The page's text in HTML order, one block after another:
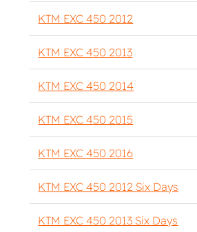
KTM EXC 450 2012
KTM EXC 450 2013
KTM EXC 450 2014
KTM EXC 450 2015
KTM EXC 450 2016
KTM EXC 450 2012 Six Days
KTM EXC 450 2013 Six Days